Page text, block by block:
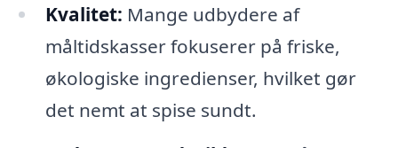
Kvalitet: Mange udbydere af
måltidskasser fokuserer på friske,
økologiske ingredienser, hvilket gør
det nemt at spise sundt.